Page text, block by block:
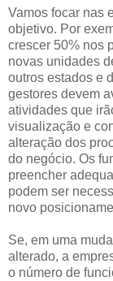
Vamos focar nas
objetivo. Por
crescer 50% nos
novas unidades
outros estados e
gestores devem
atividades que
visualização e
alteração dos
do negócio. Os
preencher
podem ser
novo
Se, em uma
alterado, a
o número de